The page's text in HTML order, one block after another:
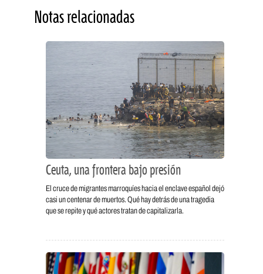
Notas relacionadas
Ceuta, una frontera bajo presión
El cruce de migrantes marroquíes hacia el enclave español dejó
casi un centenar de muertos. Qué hay detrás de una tragedia
que se repite y qué actores tratan de capitalizarla.